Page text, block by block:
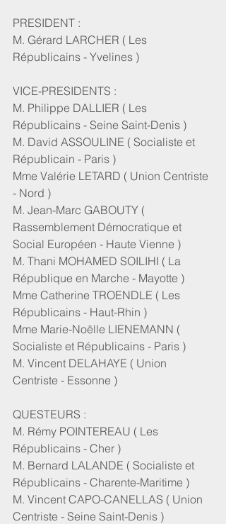
PRESIDENT :
M. Gérard LARCHER ( Les
Républicains - Yvelines )
VICE-PRESIDENTS :
M. Philippe DALLIER ( Les
Républicains - Seine Saint-Denis )
M. David ASSOULINE ( Socialiste et
Républicain - Paris )
Mme Valérie LETARD ( Union Centriste
- Nord )
M. Jean-Marc GABOUTY (
Rassemblement Démocratique et
Social Européen - Haute Vienne )
M. Thani MOHAMED SOILIHI ( La
République en Marche - Mayotte )
Mme Catherine TROENDLE ( Les
Républicains - Haut-Rhin )
Mme Marie-Noëlle LIENEMANN (
Socialiste et Républicains - Paris )
M. Vincent DELAHAYE ( Union
Centriste - Essonne )
QUESTEURS :
M. Rémy POINTEREAU ( Les
Républicains - Cher )
M. Bernard LALANDE ( Socialiste et
Républicains - Charente-Maritime )
M. Vincent CAPO-CANELLAS ( Union
Centriste - Seine Saint-Denis )